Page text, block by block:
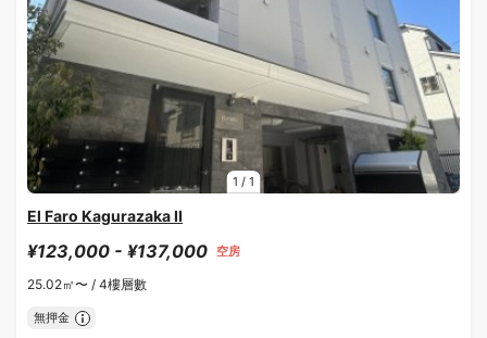
1 / 1
El Faro Kagurazaka II
¥123,000 - ¥137,000 空房
25.02㎡〜 / 4樓層數
無押金